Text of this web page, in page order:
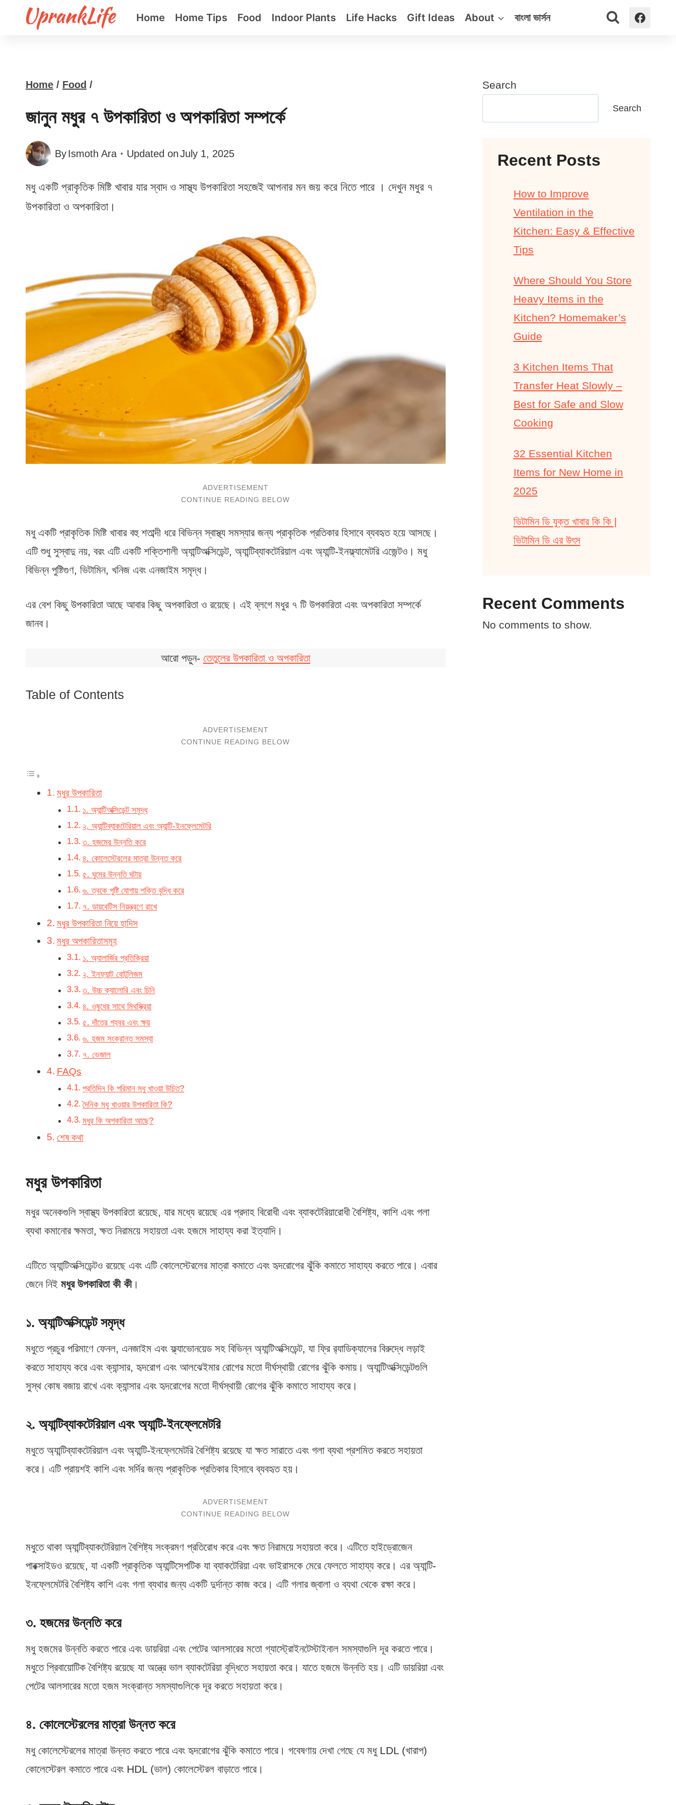
Home Home Tips Food Indoor Plants Life Hacks Gift Ideas About বাংলা ভার্সন
Home / Food /
জানুন মধুর ৭ উপকারিতা ও অপকারিতা সম্পর্কে
ByIsmoth Ara Updated onJuly 1, 2025
মধু একটি প্রাকৃতিক মিষ্টি খাবার যার স্বাদ ও সাস্থ্য উপকারিতা সহজেই আপনার মন জয় করে নিতে পারে । দেখুন মধুর ৭
উপকারিতা ও অপকারিতা।
মধু একটি প্রাকৃতিক মিষ্টি খাবার বহু শতাব্দী ধরে বিভিন্ন স্বাস্থ্য সমস্যার জন্য প্রাকৃতিক প্রতিকার হিসাবে ব্যবহৃত হয়ে আসছে।
এটি শুধু সুস্বাদু নয়, বরং এটি একটি শক্তিশালী অ্যান্টিঅক্সিডেন্ট, অ্যান্টিব্যাকটেরিয়াল এবং অ্যান্টি-ইনফ্ল্যামেটরি এজেন্টও। মধু
বিভিন্ন পুষ্টিগুণ, ভিটামিন, খনিজ এবং এনজাইম সমৃদ্ধ।
এর বেশ কিছু উপকারিতা আছে আবার কিছু অপকারিতা ও রয়েছে। এই ব্লগে মধুর ৭ টি উপকারিতা এবং অপকারিতা সম্পর্কে
জানব।
আরো পড়ুন- তেতুলের উপকারিতা ও অপকারিতা
Table of Contents
মধুর উপকারিতা
১. অ্যান্টিঅক্সিডেন্ট সমৃদ্ধ
২. অ্যান্টিব্যাকটেরিয়াল এবং অ্যান্টি-ইনফ্লেমেটরি
৩. হজমের উন্নতি করে
৪. কোলেস্টেরলের মাত্রা উন্নত করে
৫. ঘুমের উন্নতি ঘটায়
৬. ত্বকে পুষ্টি যোগায় শক্তি বৃদ্ধি করে
৭. ডায়বেটিস নিয়ন্ত্রণে রাখে
মধুর উপকারিতা নিয়ে হাদিস
মধুর অপকারিতাসমূহ
১. অ্যালার্জির প্রতিক্রিয়া
২. ইনফ্যান্ট বোটুলিজম
৩. উচ্চ ক্যালোরি এবং চিনি
৪. ওষুধের সাথে মিথস্ক্রিয়া
৫. দাঁতের গহ্বর এবং ক্ষয়
৬. হজম সংক্রান্ত সমস্যা
৭. ভেজাল
FAQs
প্রতিদিন কি পরিমান মধু খাওয়া উচিত?
দৈনিক মধু খাওয়ার উপকারিতা কি?
মধুর কি অপকারিতা আছে?
শেষ কথা
মধুর উপকারিতা
মধুর অনেকগুলি স্বাস্থ্য উপকারিতা রয়েছে, যার মধ্যে রয়েছে এর প্রদাহ বিরোধী এবং ব্যাকটেরিয়ারোধী বৈশিষ্ট্য, কাশি এবং গলা
ব্যথা কমানোর ক্ষমতা, ক্ষত নিরাময়ে সহায়তা এবং হজমে সাহায্য করা ইত্যাদি।
এটিতে অ্যান্টিঅক্সিডেন্টও রয়েছে এবং এটি কোলেস্টেরলের মাত্রা কমাতে এবং হৃদরোগের ঝুঁকি কমাতে সাহায্য করতে পারে। এবার
জেনে নিই মধুর উপকারিতা কী কী।
১. অ্যান্টিঅক্সিডেন্ট সমৃদ্ধ
মধুতে প্রচুর পরিমাণে ফেনল, এনজাইম এবং ফ্ল্যাভোনয়েড সহ বিভিন্ন অ্যান্টিঅক্সিডেন্ট, যা ফ্রি র‍্যাডিক্যালের বিরুদ্ধে লড়াই
করতে সাহায্য করে এবং ক্যান্সার, হৃদরোগ এবং আলঝেইমার রোগের মতো দীর্ঘস্থায়ী রোগের ঝুঁকি কমায়। অ্যান্টিঅক্সিডেন্টগুলি
সুস্থ কোষ বজায় রাখে এবং ক্যান্সার এবং হৃদরোগের মতো দীর্ঘস্থায়ী রোগের ঝুঁকি কমাতে সাহায্য করে।
২. অ্যান্টিব্যাকটেরিয়াল এবং অ্যান্টি-ইনফ্লেমেটরি
মধুতে অ্যান্টিব্যাকটেরিয়াল এবং অ্যান্টি-ইনফ্লেমেটরি বৈশিষ্ট্য রয়েছে যা ক্ষত সারাতে এবং গলা ব্যথা প্রশমিত করতে সহায়তা
করে। এটি প্রায়শই কাশি এবং সর্দির জন্য প্রাকৃতিক প্রতিকার হিসাবে ব্যবহৃত হয়।
মধুতে থাকা অ্যান্টিব্যাকটেরিয়াল বৈশিষ্ট্য সংক্রমণ প্রতিরোধ করে এবং ক্ষত নিরাময়ে সহায়তা করে। এটিতে হাইড্রোজেন
পারক্সাইডও রয়েছে, যা একটি প্রাকৃতিক অ্যান্টিসেপটিক যা ব্যাকটেরিয়া এবং ভাইরাসকে মেরে ফেলতে সাহায্য করে। এর অ্যান্টি-
ইনফ্লেমেটরি বৈশিষ্ট্য কাশি এবং গলা ব্যথার জন্য একটি দুর্দান্ত কাজ করে। এটি গলার জ্বালা ও ব্যথা থেকে রক্ষা করে।
৩. হজমের উন্নতি করে
মধু হজমের উন্নতি করতে পারে এবং ডায়রিয়া এবং পেটের আলসারের মতো গ্যাস্ট্রোইনটেস্টাইনাল সমস্যাগুলি দূর করতে পারে।
মধুতে প্রিবায়োটিক বৈশিষ্ট্য রয়েছে যা অন্ত্রে ভাল ব্যাকটেরিয়া বৃদ্ধিতে সহায়তা করে। যাতে হজমে উন্নতি হয়। এটি ডায়রিয়া এবং
পেটের আলসারের মতো হজম সংক্রান্ত সমস্যাগুলিকে দূর করতে সহায়তা করে।
৪. কোলেস্টেরলের মাত্রা উন্নত করে
মধু কোলেস্টেরলের মাত্রা উন্নত করতে পারে এবং হৃদরোগের ঝুঁকি কমাতে পারে। গবেষণায় দেখা গেছে যে মধু LDL (খারাপ)
কোলেস্টেরল কমাতে পারে এবং HDL (ভাল) কোলেস্টেরল বাড়াতে পারে।
Search
Search
Recent Posts
How to Improve
Ventilation in the
Kitchen: Easy & Effective
Tips
Where Should You Store
Heavy Items in the
Kitchen? Homemaker’s
Guide
3 Kitchen Items That
Transfer Heat Slowly –
Best for Safe and Slow
Cooking
32 Essential Kitchen
Items for New Home in
2025
ভিটামিন ডি যুক্ত খাবার কি কি |
ভিটামিন ডি এর উৎস
Recent Comments
No comments to show.